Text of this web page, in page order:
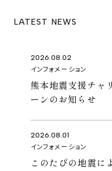
LATEST NEWS
2026.08.02
インフォメーション
熊本地震支援チャ
ーンのお知らせ
2026.08.01
インフォメーション
このたびの地震に